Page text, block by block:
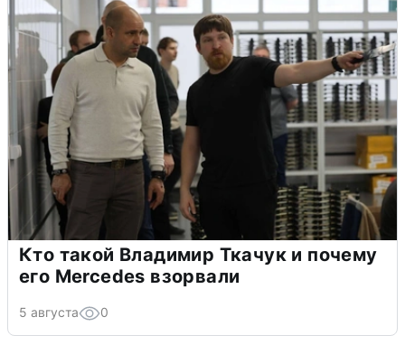
Кто такой Владимир Ткачук и почему
его Mercedes взорвали
5 августа 0